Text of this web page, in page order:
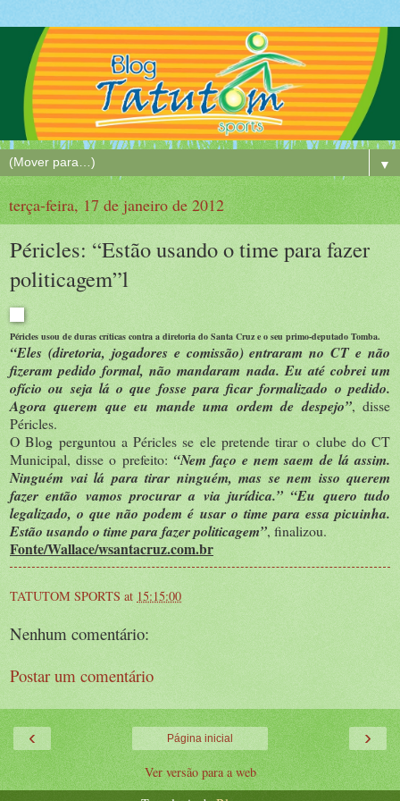
▼
terça-feira, 17 de janeiro de 2012
Péricles: “Estão usando o time para fazer
politicagem”l
Péricles usou de duras críticas contra a diretoria do Santa Cruz e o seu primo-deputado Tomba.
“Eles (diretoria, jogadores e comissão) entraram no CT e não
fizeram pedido formal, não mandaram nada. Eu até cobrei um
ofício ou seja lá o que fosse para ficar formalizado o pedido.
Agora querem que eu mande uma ordem de despejo”, disse
Péricles.
O Blog perguntou a Péricles se ele pretende tirar o clube do CT
Municipal, disse o prefeito: “Nem faço e nem saem de lá assim.
Ninguém vai lá para tirar ninguém, mas se nem isso querem
fazer então vamos procurar a via jurídica.” “Eu quero tudo
legalizado, o que não podem é usar o time para essa picuinha.
Estão usando o time para fazer politicagem”, finalizou.
Fonte/Wallace/wsantacruz.com.br
TATUTOM SPORTS at 15:15:00
Nenhum comentário:
Postar um comentário
‹ ›
Página inicial
Ver versão para a web